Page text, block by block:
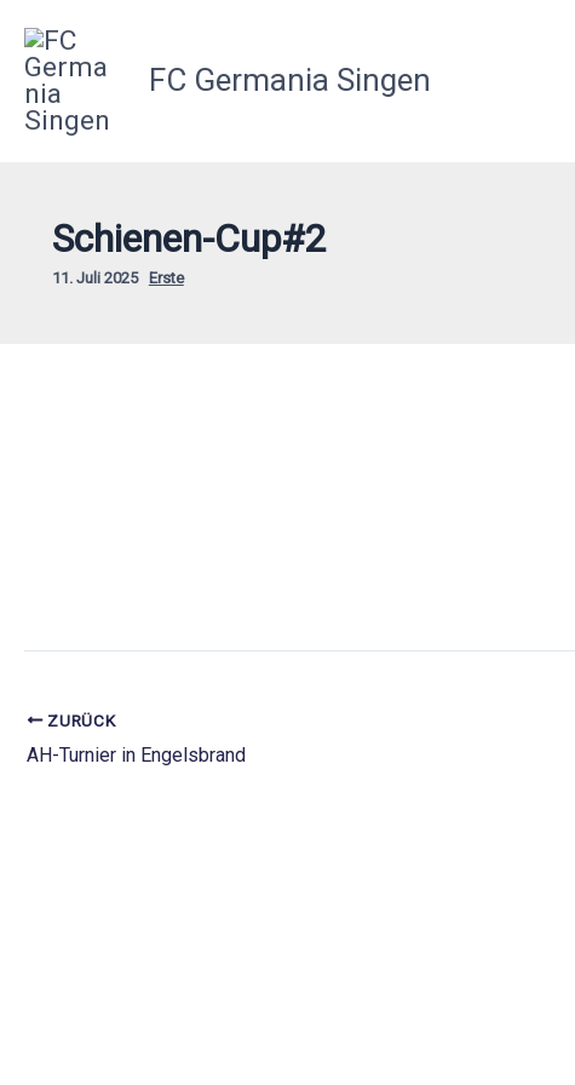
Zum
Inhalt
springen
FC Germania Singen
Schienen-Cup#2
11. Juli 2025 Erste
ZURÜCK
AH-Turnier in Engelsbrand